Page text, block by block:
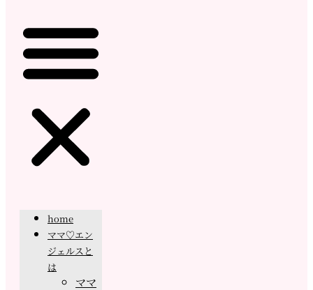
home
ママ♡エン
ジェルスと
は
ママ